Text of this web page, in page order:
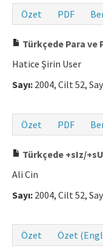
Özet
PDF
Türkçede Para ve
Hatice Şirin User
Sayı: 2004, Cilt 52,
Özet
PDF
Türkçede +sIz/
Ali Cin
Sayı: 2004, Cilt 52,
Özet
Özet